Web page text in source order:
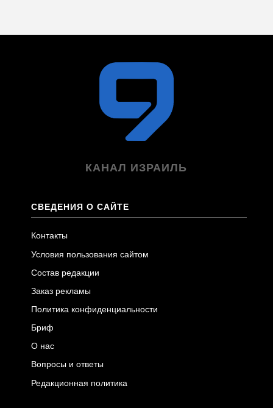
КАНАЛ ИЗРАИЛЬ
СВЕДЕНИЯ О САЙТЕ
Контакты
Условия пользования сайтом
Состав редакции
Заказ рекламы
Политика конфиденциальности
Бриф
О нас
Вопросы и ответы
Редакционная политика